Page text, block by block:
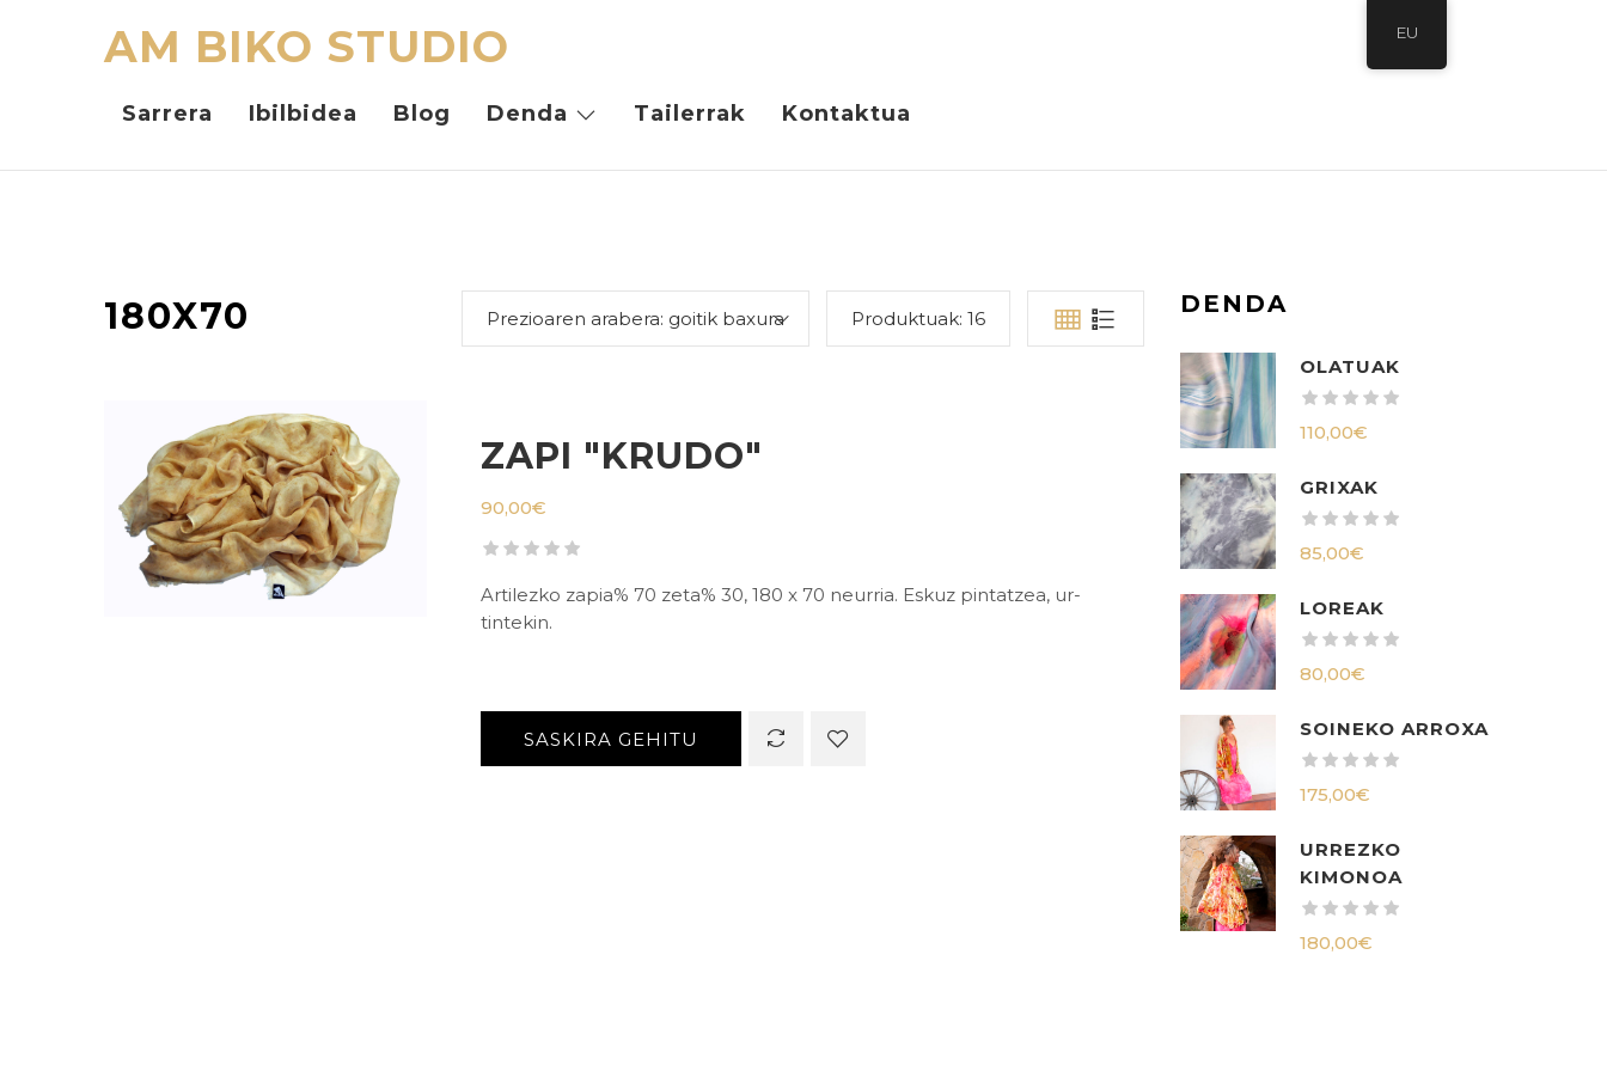
AM BIKO STUDIO
Sarrera Ibilbidea Blog Denda Tailerrak Kontaktua
180X70 Prezioaren arabera: goitik baxura Produktuak: 16
ZAPI "KRUDO"
90,00€
Artilezko zapia% 70 zeta% 30, 180 x 70 neurria. Eskuz pintatzea, ur-
tintekin.
SASKIRA GEHITU
DENDA
OLATUAK
110,00€
GRIXAK
85,00€
LOREAK
80,00€
SOINEKO ARROXA
175,00€
URREZKO
KIMONOA
180,00€
EU